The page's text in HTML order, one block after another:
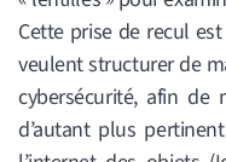
Cette prise de recul
veulent structurer de
cybersécurité, afin de
d’autant plus